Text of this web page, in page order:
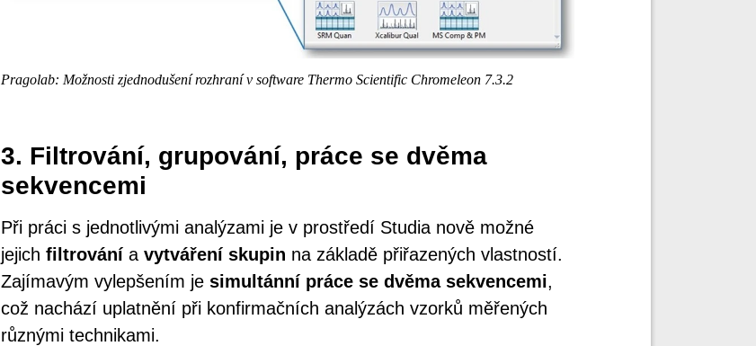
Pragolab: Možnosti zjednodušení rozhraní v software Thermo Scientific Chromeleon 7.3.2
3. Filtrování, grupování, práce se dvěma
sekvencemi
Při práci s jednotlivými analýzami je v prostředí Studia nově možné
jejich filtrovánía vytváření skupin na základě přiřazených vlastností.
Zajímavým vylepšením je simultánní práce se dvěma sekvencemi,
což nachází uplatnění při konfirmačních analýzách vzorků měřených
různými technikami.